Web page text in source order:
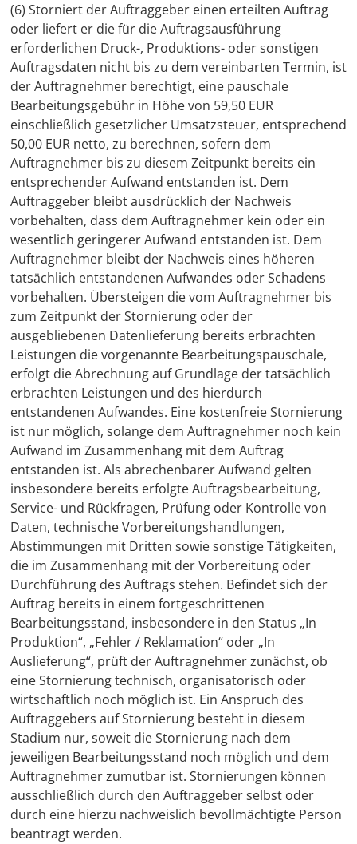
(6) Storniert der Auftraggeber einen erteilten Auftrag
oder liefert er die für die Auftragsausführung
erforderlichen Druck-, Produktions- oder sonstigen
Auftragsdaten nicht bis zu dem vereinbarten Termin, ist
der Auftragnehmer berechtigt, eine pauschale
Bearbeitungsgebühr in Höhe von 59,50 EUR
einschließlich gesetzlicher Umsatzsteuer, entsprechend
50,00 EUR netto, zu berechnen, sofern dem
Auftragnehmer bis zu diesem Zeitpunkt bereits ein
entsprechender Aufwand entstanden ist. Dem
Auftraggeber bleibt ausdrücklich der Nachweis
vorbehalten, dass dem Auftragnehmer kein oder ein
wesentlich geringerer Aufwand entstanden ist. Dem
Auftragnehmer bleibt der Nachweis eines höheren
tatsächlich entstandenen Aufwandes oder Schadens
vorbehalten. Übersteigen die vom Auftragnehmer bis
zum Zeitpunkt der Stornierung oder der
ausgebliebenen Datenlieferung bereits erbrachten
Leistungen die vorgenannte Bearbeitungspauschale,
erfolgt die Abrechnung auf Grundlage der tatsächlich
erbrachten Leistungen und des hierdurch
entstandenen Aufwandes. Eine kostenfreie Stornierung
ist nur möglich, solange dem Auftragnehmer noch kein
Aufwand im Zusammenhang mit dem Auftrag
entstanden ist. Als abrechenbarer Aufwand gelten
insbesondere bereits erfolgte Auftragsbearbeitung,
Service- und Rückfragen, Prüfung oder Kontrolle von
Daten, technische Vorbereitungshandlungen,
Abstimmungen mit Dritten sowie sonstige Tätigkeiten,
die im Zusammenhang mit der Vorbereitung oder
Durchführung des Auftrags stehen. Befindet sich der
Auftrag bereits in einem fortgeschrittenen
Bearbeitungsstand, insbesondere in den Status „In
Produktion“, „Fehler / Reklamation“ oder „In
Auslieferung“, prüft der Auftragnehmer zunächst, ob
eine Stornierung technisch, organisatorisch oder
wirtschaftlich noch möglich ist. Ein Anspruch des
Auftraggebers auf Stornierung besteht in diesem
Stadium nur, soweit die Stornierung nach dem
jeweiligen Bearbeitungsstand noch möglich und dem
Auftragnehmer zumutbar ist. Stornierungen können
ausschließlich durch den Auftraggeber selbst oder
durch eine hierzu nachweislich bevollmächtigte Person
beantragt werden.